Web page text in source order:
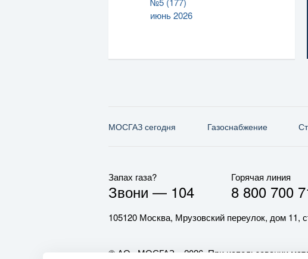
июнь 2026
МОСГАЗ сегодня Газо­снабжение
Запах газа?
Звони — 104
Горячая линия
8 800 700
105120 Москва, Мрузовский переулок, дом 11,
© АО «МОСГАЗ», 2026. При использовании